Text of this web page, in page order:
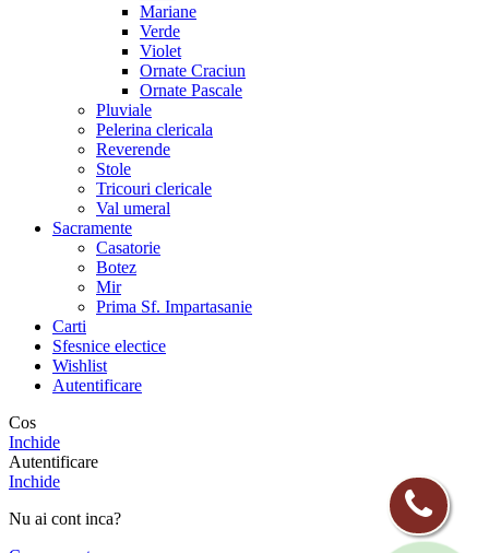
Mariane
Verde
Violet
Ornate Craciun
Ornate Pascale
Pluviale
Pelerina clericala
Reverende
Stole
Tricouri clericale
Val umeral
Sacramente
Casatorie
Botez
Mir
Prima Sf. Impartasanie
Carti
Sfesnice electice
Wishlist
Autentificare
Cos
Inchide
Autentificare
Inchide
Nu ai cont inca?